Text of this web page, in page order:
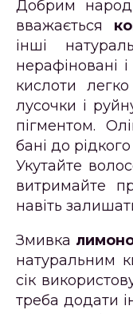
Добрим
вважається
інші
нерафіновані
кислоти
лусочки і
пігментом.
бані до
Укутайте
витримайте
навіть
Змивка
натуральним
сік
треба додати